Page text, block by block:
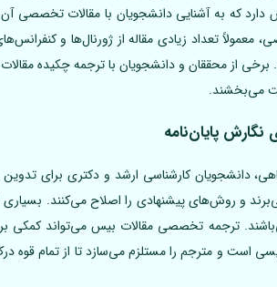
دارد که به آشنایی دانشجویان با مقالات تخصصی
تعداد زیادی مقاله از ژورنال‌ها و
برخی از محققان و دانشجویان با ترجمه چکیده
می‌بخشند.
نگارش پایان‌نامه
دانشجویان کارشناسی ارشد و دکتری برای تدوین
و روش‌های پیشنهادی را اصلاح می‌کنند. بسیاری
ترجمه تخصصی مقالات بیس می‌تواند کمکی
است و مترجم را مستلزم می‌سازد تا از تمام